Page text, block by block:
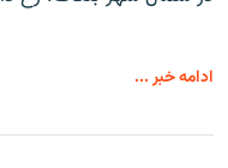
ادامه خبر ...